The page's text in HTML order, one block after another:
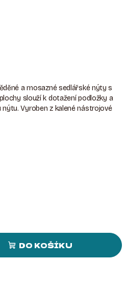
a mosazné sedlářské nýty s
slouží k dotažení podložky a
Vyroben z kalené nástrojové
DO KOŠÍKU